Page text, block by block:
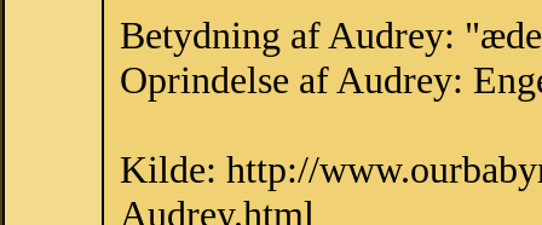
Betydning af Audrey:
Oprindelse af Audrey:
Kilde: http://
Audrey.html